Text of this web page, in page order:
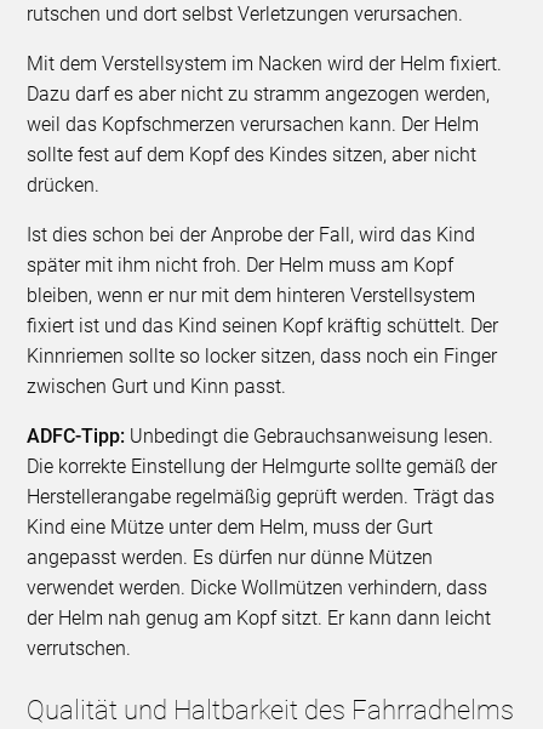
rutschen und dort selbst Verletzungen verursachen.
Mit dem Verstellsystem im Nacken wird der Helm fixiert.
Dazu darf es aber nicht zu stramm angezogen werden,
weil das Kopfschmerzen verursachen kann. Der Helm
sollte fest auf dem Kopf des Kindes sitzen, aber nicht
drücken.
Ist dies schon bei der Anprobe der Fall, wird das Kind
später mit ihm nicht froh. Der Helm muss am Kopf
bleiben, wenn er nur mit dem hinteren Verstellsystem
fixiert ist und das Kind seinen Kopf kräftig schüttelt. Der
Kinnriemen sollte so locker sitzen, dass noch ein Finger
zwischen Gurt und Kinn passt.
ADFC-Tipp: Unbedingt die Gebrauchsanweisung lesen.
Die korrekte Einstellung der Helmgurte sollte gemäß der
Herstellerangabe regelmäßig geprüft werden. Trägt das
Kind eine Mütze unter dem Helm, muss der Gurt
angepasst werden. Es dürfen nur dünne Mützen
verwendet werden. Dicke Wollmützen verhindern, dass
der Helm nah genug am Kopf sitzt. Er kann dann leicht
verrutschen.
Qualität und Haltbarkeit des Fahrradhelms